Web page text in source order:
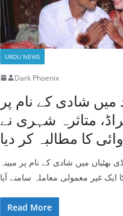
URDU NEWS
Dark Phoenix
میں شادی کے نام پر
متاثرہ شہری نے
کا مطالبہ کر دیا
بھٹیاں میں شادی کے نام پر مبینہ
ایک غیر معمولی معاملہ سامنے آیا
Read More